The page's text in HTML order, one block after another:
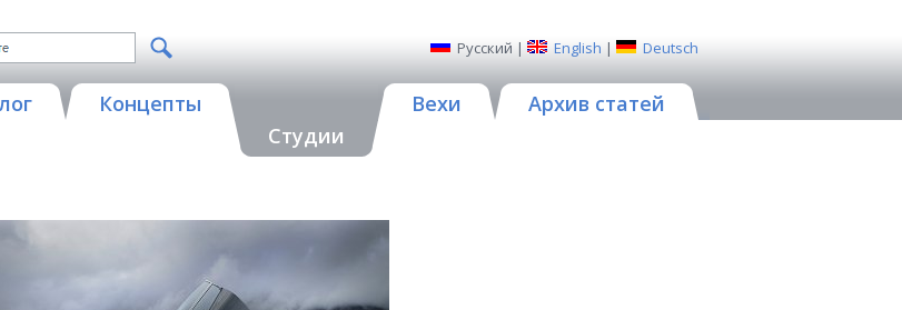
Русский | English | Deutsch
Концепты
Студии
Вехи Архив статей